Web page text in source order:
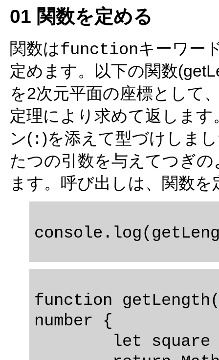
01 関数を定める
関数はfunctionキーワー
定めます。以下の関数
を2次元平面の座標として
定理により求めて返しま
ン( :)を添えて型づけしま
たつの引数を与えてつぎ
ます。呼び出しは、関数
function
number {